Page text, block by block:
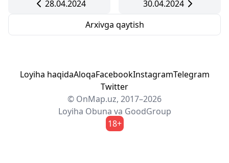
28.04.2024
30.04.2024
Arxivga qaytish
Loyiha haqidaAloqaFacebookInstagramTelegram
Twitter
© OnMap.uz, 2017–2026
Loyiha Obuna va GoodGroup
18+